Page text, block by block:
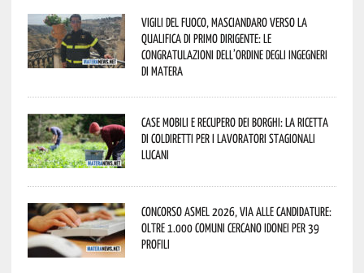
Vigili del Fuoco, Masciandaro verso la
qualifica di Primo Dirigente: le
congratulazioni dell’Ordine degli Ingegneri
di Matera
Case mobili e recupero dei borghi: la ricetta
di Coldiretti per i lavoratori stagionali
lucani
Concorso Asmel 2026, via alle candidature:
oltre 1.000 Comuni cercano idonei per 39
profili